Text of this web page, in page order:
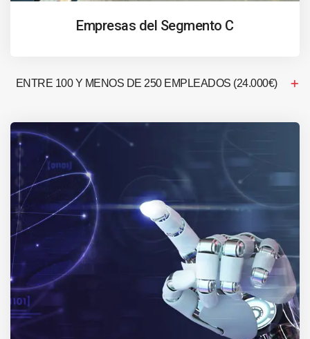
Empresas del Segmento C
ENTRE 100 Y MENOS DE 250 EMPLEADOS (24.000€)